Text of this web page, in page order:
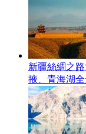
新疆絲綢之
掖、青海湖